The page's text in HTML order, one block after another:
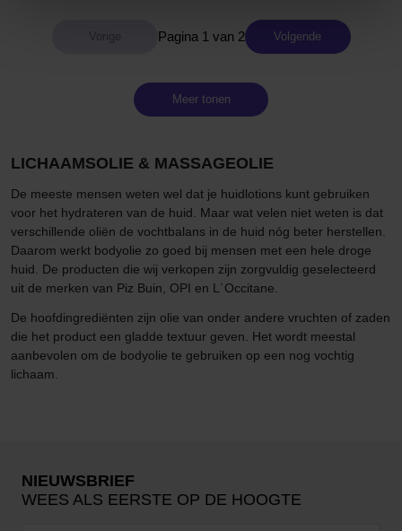
Pagina 1 van 2 Volgende
Meer tonen
LICHAAMSOLIE & MASSAGEOLIE
De meeste mensen weten wel dat je huidlotions kunt gebruiken
voor het hydrateren van de huid. Maar wat velen niet weten is dat
verschillende oliën de vochtbalans in de huid nóg beter herstellen.
Daarom werkt bodyolie zo goed bij mensen met een hele droge
huid. De producten die wij verkopen zijn zorgvuldig geselecteerd
uit de merken van Piz Buin, OPI en L´Occitane.
De hoofdingrediënten zijn olie van onder andere vruchten of zaden
die het product een gladde textuur geven. Het wordt meestal
aanbevolen om de bodyolie te gebruiken op een nog vochtig
lichaam.
NIEUWSBRIEF
WEES ALS EERSTE OP DE HOOGTE